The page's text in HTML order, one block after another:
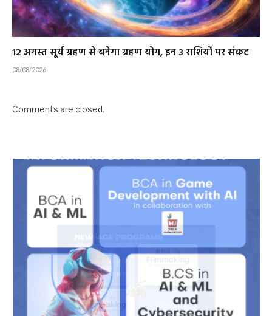
12 अगस्त सूर्य ग्रहण से बनेगा ग्रहण योग, इन 3 राशियों पर संकट
08/08/2026
Comments are closed.